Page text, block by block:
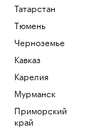
Татарстан
Тюмень
Черноземье
Кавказ
Карелия
Мурманск
Приморский
край